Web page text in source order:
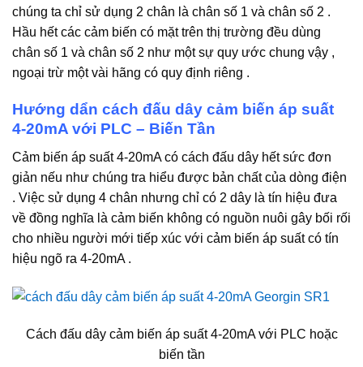
chúng ta chỉ sử dụng 2 chân là chân số 1 và chân số 2 .
Hầu hết các cảm biến có mặt trên thị trường đều dùng
chân số 1 và chân số 2 như một sự quy ước chung vậy ,
ngoại trừ một vài hãng có quy định riêng .
Hướng dẩn cách đấu dây cảm biến áp suất
4-20mA với PLC – Biến Tần
Cảm biến áp suất 4-20mA có cách đấu dây hết sức đơn
giản nếu như chúng tra hiểu được bản chất của dòng điện
. Việc sử dụng 4 chân nhưng chỉ có 2 dây là tín hiệu đưa
về đồng nghĩa là cảm biến không có nguồn nuôi gây bối rối
cho nhiều người mới tiếp xúc với cảm biến áp suất có tín
hiệu ngõ ra 4-20mA .
Cách đấu dây cảm biến áp suất 4-20mA với PLC hoặc
biến tần